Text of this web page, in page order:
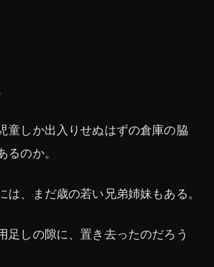
童しか出入りせぬはずの倉庫の脇
るのか。
は、まだ歳の若い兄弟姉妹もある。
足しの隙に、置き去ったのだろう